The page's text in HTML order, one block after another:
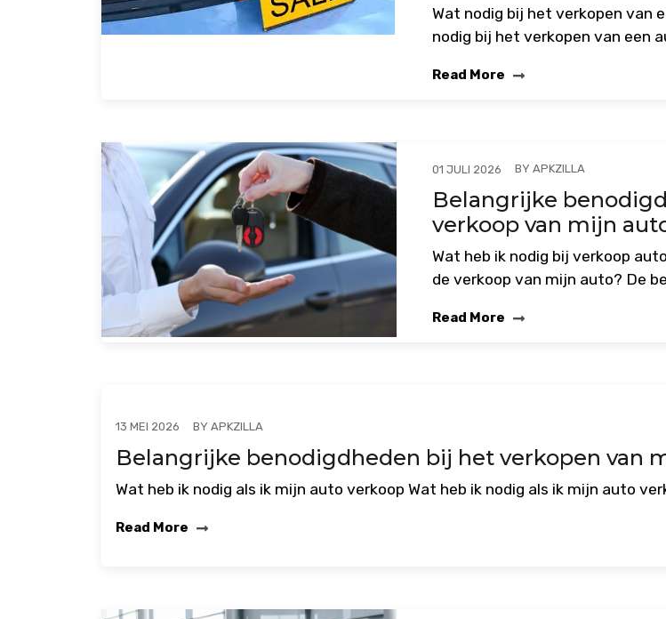
Wat nodig bij het verkopen van
nodig bij het verkopen van een
Read More
01 JULI 2026 BYAPKZILLA
Belangrijke
verkoop van mijn
Wat heb ik nodig bij verkoop
de verkoop van mijn auto? De
Read More
13 MEI 2026 BY APKZILLA
Belangrijke benodigdheden bij het verkopen van
Wat heb ik nodig als ik mijn auto verkoop Wat heb ik nodig als ik mijn auto
Read More